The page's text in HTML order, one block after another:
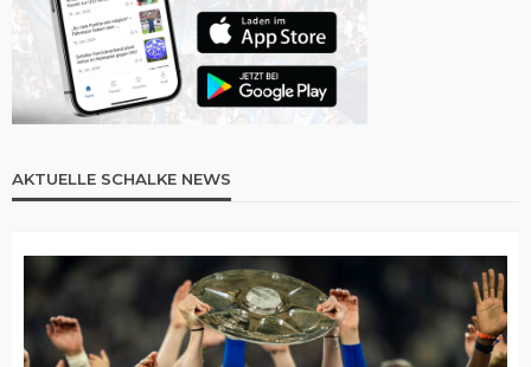
AKTUELLE SCHALKE NEWS